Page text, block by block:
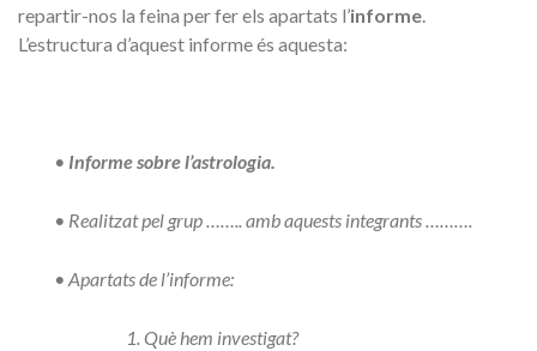
repartir-nos la feina per fer els apartats l’informe.
L’estructura d’aquest informe és aquesta:
• Informe sobre l’astrologia.
• Realitzat pel grup …….. amb aquests integrants ……….
• Apartats de l’informe:
1. Què hem investigat?